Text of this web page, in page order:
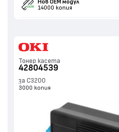
Нов ОЕМ модул
14000 копия
Тонер касета
42804539
за C3200
3000 копия